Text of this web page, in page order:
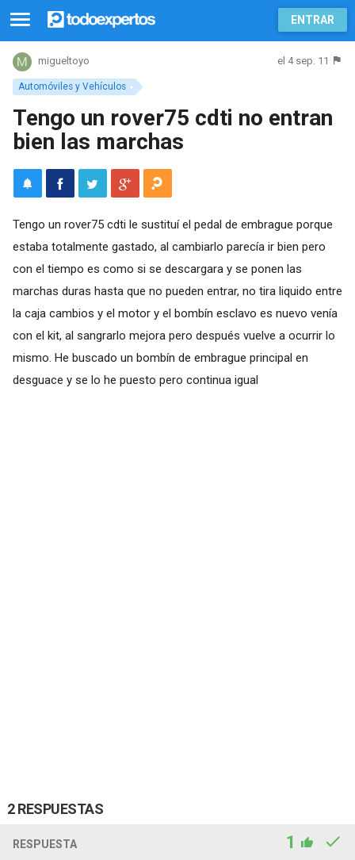
ENTRAR
Automóviles y Vehículos
migueltoyo el 4 sep. 11
Tengo un rover75 cdti no entran
bien las marchas
Tengo un rover75 cdti le sustituí el pedal de embrague porque
estaba totalmente gastado, al cambiarlo parecía ir bien pero
con el tiempo es como si se descargara y se ponen las
marchas duras hasta que no pueden entrar, no tira liquido entre
la caja cambios y el motor y el bombín esclavo es nuevo venía
con el kit, al sangrarlo mejora pero después vuelve a ocurrir lo
mismo. He buscado un bombín de embrague principal en
desguace y se lo he puesto pero continua igual
2 RESPUESTAS
RESPUESTA 1